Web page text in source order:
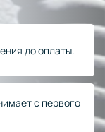
до оплаты.
с первого